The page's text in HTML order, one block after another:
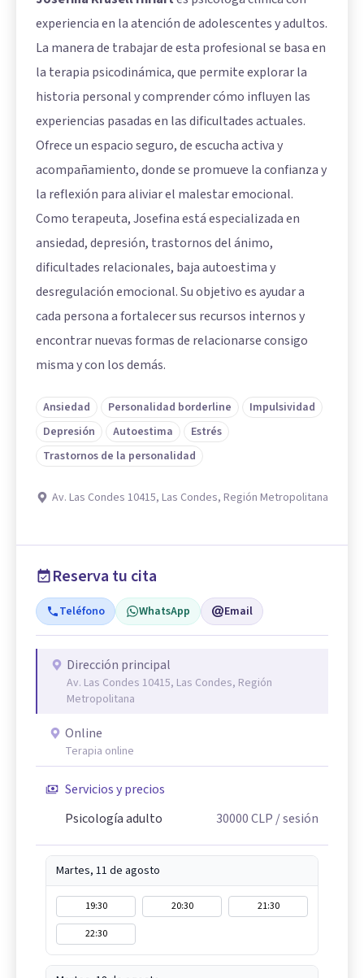
experiencia en la atención de adolescentes y adultos.
La manera de trabajar de esta profesional se basa en
la terapia psicodinámica, que permite explorar la
historia personal y comprender cómo influyen las
experiencias pasadas en las dificultades actuales.
Ofrece un espacio seguro, de escucha activa y
acompañamiento, donde se promueve la confianza y
la reflexión para aliviar el malestar emocional.
Como terapeuta, Josefina está especializada en
ansiedad, depresión, trastornos del ánimo,
dificultades relacionales, baja autoestima y
desregulación emocional. Su objetivo es ayudar a
cada persona a fortalecer sus recursos internos y
encontrar nuevas formas de relacionarse consigo
misma y con los demás.
Ansiedad Personalidad borderline
Impulsividad
Depresión
Autoestima
Estrés
Trastornos de la personalidad
Av. Las Condes 10415, Las Condes, Región Metropolitana
Reserva tu cita
Teléfono WhatsApp Email
Dirección principal
Av. Las Condes 10415, Las Condes, Región
Metropolitana
Online
Terapia online
Servicios y precios
Psicología adulto
30000CLP / sesión
Martes, 11 de agosto
19:30 20:30
21:30
22:30